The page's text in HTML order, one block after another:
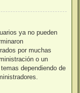
ya no pueden
por muchas
o un
dependiendo de